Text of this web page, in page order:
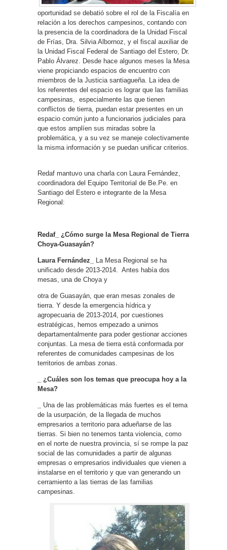
oportunidad se debatió sobre el rol de la Fiscalía en
relación a los derechos campesinos, contando con
la presencia de la coordinadora de la Unidad Fiscal
de Frías, Dra. Silvia Albornoz, y el fiscal auxiliar de
la Unidad Fiscal Federal de Santiago del Estero, Dr.
Pablo Álvarez. Desde hace algunos meses la Mesa
viene propiciando espacios de encuentro con
miembros de la Justicia santiagueña. La idea de
los referentes del espacio es lograr que las familias
campesinas, especialmente las que tienen
conflictos de tierra, puedan estar presentes en un
espacio común junto a funcionarios judiciales para
que estos amplíen sus miradas sobre la
problemática, y a su vez se maneje colectivamente
la misma información y se puedan unificar criterios.
Redaf mantuvo una charla con Laura Fernández,
coordinadora del Equipo Territorial de Be.Pe. en
Santiago del Estero e integrante de la Mesa
Regional:
Redaf_ ¿Cómo surge la Mesa Regional de Tierra
Choya-Guasayán?
Laura Fernández_
La Mesa Regional se ha
unificado desde 2013-2014. Antes había dos
mesas, una de Choya y
otra de Guasayán, que eran mesas zonales de
tierra. Y desde la emergencia hídrica y
agropecuaria de 2013-2014, por cuestiones
estratégicas, hemos empezado a unirnos
departamentalmente para poder gestionar acciones
conjuntas. La mesa de tierra está conformada por
referentes de comunidades campesinas de los
territorios de ambas zonas.
_ ¿Cuáles son los temas que preocupa hoy a la
Mesa?
Una de las problemáticas más fuertes es el tema
de la usurpación, de la llegada de muchos
empresarios a territorio para adueñarse de las
tierras. Si bien no tenemos tanta violencia, como
en el norte de nuestra provincia, sí se rompe la paz
social de las comunidades a partir de algunas
empresas o empresarios individuales que vienen a
instalarse en el territorio y que van generando un
cerramiento a las tierras de las familias
campesinas.